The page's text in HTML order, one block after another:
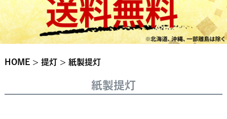
HOME 提灯 紙製提灯
紙製提灯